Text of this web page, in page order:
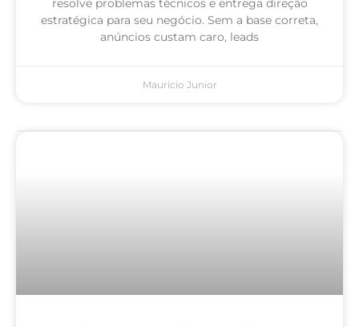
resolve problemas técnicos e entrega direção
estratégica para seu negócio. Sem a base correta,
anúncios custam caro, leads
Mauricio Junior